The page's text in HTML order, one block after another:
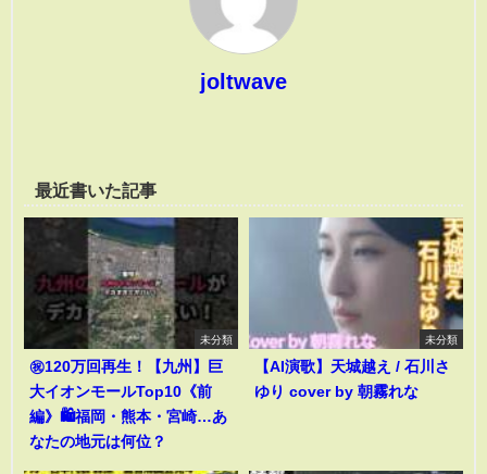
joltwave
最近書いた記事
未分類
㊗️120万回再生！【九州】巨
大イオンモールTop10《前
編》🛍️福岡・熊本・宮崎…あ
なたの地元は何位？
未分類
【AI演歌】天城越え / 石川さ
ゆり cover by 朝霧れな